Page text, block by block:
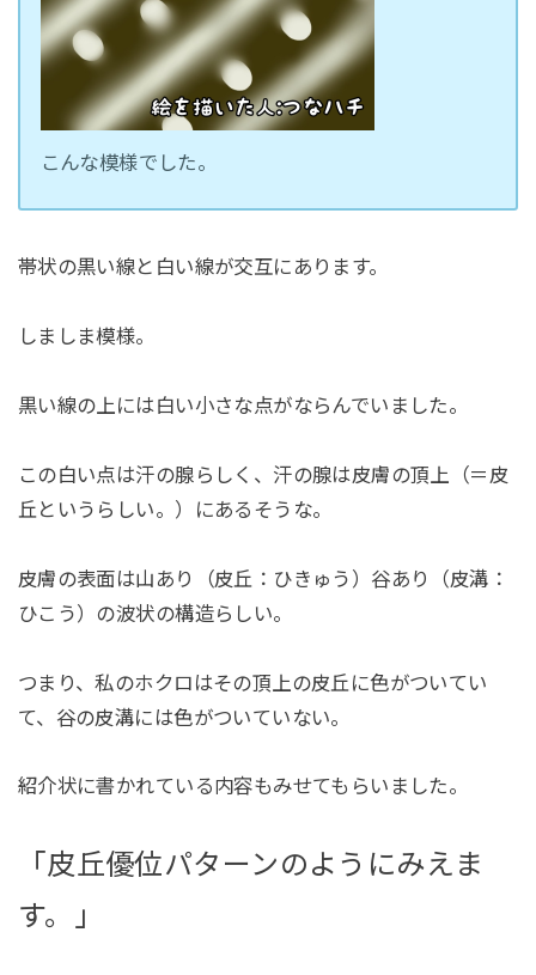
こんな模様でした。
帯状の黒い線と白い線が交互にあります。
しましま模様。
黒い線の上には白い小さな点がならんでいました。
この白い点は汗の腺らしく、汗の腺は皮膚の頂上（＝皮
丘というらしい。）にあるそうな。
皮膚の表面は山あり（皮丘：ひきゅう）谷あり（皮溝：
ひこう）の波状の構造らしい。
つまり、私のホクロはその頂上の皮丘に色がついてい
て、谷の皮溝には色がついていない。
紹介状に書かれている内容もみせてもらいました。
「皮丘優位パターンのようにみえま
す。」